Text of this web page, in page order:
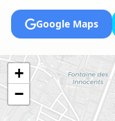
Google Maps
+
−